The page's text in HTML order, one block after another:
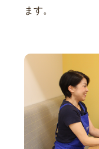
ます。